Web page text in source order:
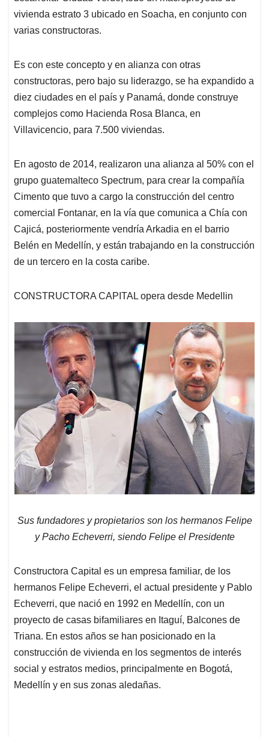
vivienda estrato 3 ubicado en Soacha, en conjunto con
varias constructoras.
Es con este concepto y en alianza con otras
constructoras, pero bajo su liderazgo, se ha expandido a
diez ciudades en el país y Panamá, donde construye
complejos como Hacienda Rosa Blanca, en
Villavicencio, para 7.500 viviendas.
En agosto de 2014, realizaron una alianza al 50% con el
grupo guatemalteco Spectrum, para crear la compañía
Cimento que tuvo a cargo la construcción del centro
comercial Fontanar, en la vía que comunica a Chía con
Cajicá, posteriormente vendría Arkadia en el barrio
Belén en Medellín, y están trabajando en la construcción
de un tercero en la costa caribe.
CONSTRUCTORA CAPITAL opera desde Medellin
Sus fundadores y propietarios son los hermanos Felipe
y Pacho Echeverri, siendo Felipe el Presidente
Constructora Capital es un empresa familiar, de los
hermanos Felipe Echeverri, el actual presidente y Pablo
Echeverri, que nació en 1992 en Medellín, con un
proyecto de casas bifamiliares en Itaguí, Balcones de
Triana. En estos años se han posicionado en la
construcción de vivienda en los segmentos de interés
social y estratos medios, principalmente en Bogotá,
Medellín y en sus zonas aledañas.